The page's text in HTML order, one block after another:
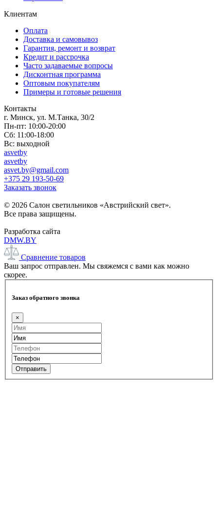
Клиентам
Оплата
Доставка и самовывоз
Гарантия, ремонт и возврат
Кредит и рассрочка
Часто задаваемые вопросы
Дисконтная программа
Оптовым покупателям
Примеры и готовые решения
Контакты
г. Минск, ул. М.Танка, 30/2
Пн-пт: 10:00-20:00
Сб: 11:00-18:00
Вс: выходной
asvetby
asvetby
asvet.by@gmail.com
+375 29 193-50-69
Заказать звонок
© 2026 Салон светильников «Австрийский свет».
Все права защищены.
Разработка сайта
DMW.BY
Сравнение товаров
Ваш запрос отправлен. Мы свяжемся с вами как можно
скорее.
Заказ обратного звонка
×
Отправить